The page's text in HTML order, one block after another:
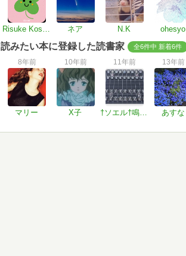
Risuke Koshiba ネア N.K ohesyo
読みたい本に登録した読書家 全6件中 新着6件
8年前
マリー
10年前
X子
11年前
†ソエル†鳴らせ Hi-Fiな想いと 次元を超え胸打つメロディー
13年前
あすな